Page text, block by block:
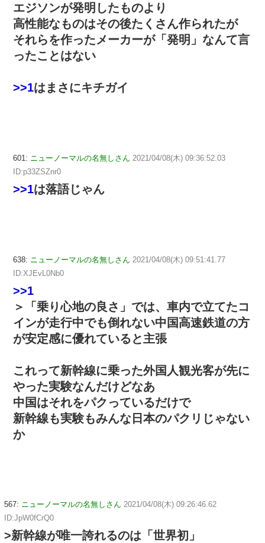
エジソンが発明したものより
高性能なものはその後たくさん作られたが
それらを作ったメーカーが「発明」なんて言
ったことはない
>>1はまさにキチガイ
601: ニューノーマルの名無しさん 2021/04/08(木) 09:36:52.03
ID:p33ZSZnr0
>>1は落語じゃん
638: ニューノーマルの名無しさん 2021/04/08(木) 09:51:41.77
ID:XJEvL0Nb0
>>1
＞「乗り心地の良さ」では、車内で立てたコ
インが走行中でも倒れない中国高速鉄道の方
が安定感に優れていると主張
これって新幹線に乗った外国人観光客が先に
やった実験なんだけどなあ
中国はそれをパクっているだけで
新幹線も実験もみんな日本のパクリじゃない
か
567: ニューノーマルの名無しさん 2021/04/08(木) 09:26:46.62
ID:JpW0fCrQ0
>新幹線が唯一誇れるのは「世界初」